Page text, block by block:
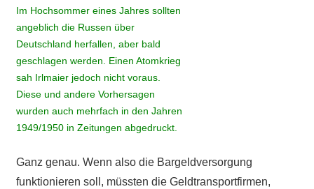
Im Hochsommer eines Jahres sollten
angeblich die Russen über
Deutschland herfallen, aber bald
geschlagen werden. Einen Atomkrieg
sah Irlmaier jedoch nicht voraus.
Diese und andere Vorhersagen
wurden auch mehrfach in den Jahren
1949/1950 in Zeitungen abgedruckt.
Ganz genau. Wenn also die Bargeldversorgung
funktionieren soll, müssten die Geldtransportfirmen,